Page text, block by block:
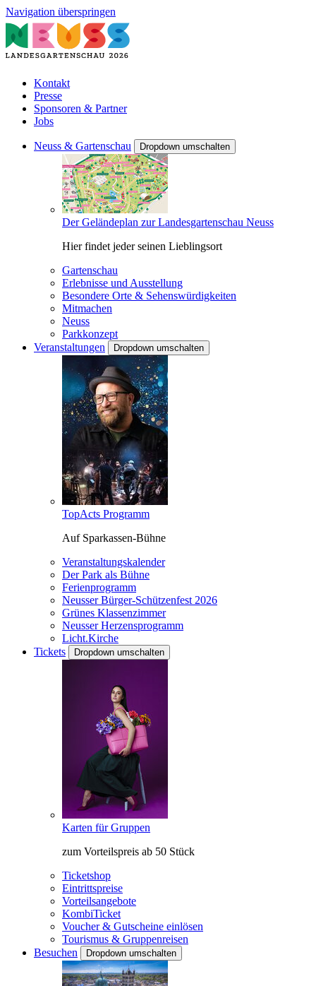
Navigation überspringen
Kontakt
Presse
Sponsoren & Partner
Jobs
Neuss & Gartenschau Dropdown umschalten
Der Geländeplan zur Landesgartenschau Neuss
Hier findet jeder seinen Lieblingsort
Gartenschau
Erlebnisse und Ausstellung
Besondere Orte & Sehenswürdigkeiten
Mitmachen
Neuss
Parkkonzept
Veranstaltungen
Dropdown umschalten
TopActs Programm
Auf Sparkassen-Bühne
Veranstaltungskalender
Der Park als Bühne
Ferienprogramm
Neusser Bürger-Schützenfest 2026
Grünes Klassenzimmer
Neusser Herzensprogramm
Licht.Kirche
Tickets
Dropdown umschalten
Karten für Gruppen
zum Vorteilspreis ab 50 Stück
Ticketshop
Eintrittspreise
Vorteilsangebote
KombiTicket
Voucher & Gutscheine einlösen
Tourismus & Gruppenreisen
Besuchen
Dropdown umschalten